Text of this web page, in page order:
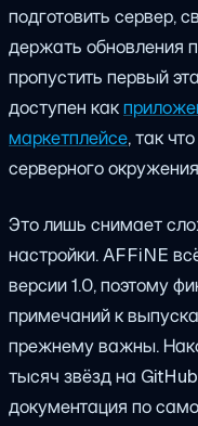
подготовить сервер,
держать обновления
пропустить первый
доступен как
маркетплейсе, так
серверного
Это лишь снимает
настройки. AFFiNE
версии 1.0, поэтому
примечаний к
прежнему важны.
тысяч звёзд на
документация по